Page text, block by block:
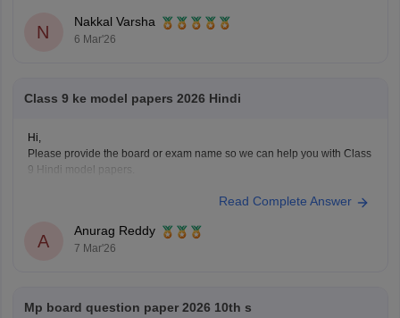
N
Nakkal Varsha
6 Mar'26
Class 9 ke model papers 2026 Hindi
Hi,
Please provide the board or exam name so we can help you with Class
9 Hindi model papers.
Read Complete Answer
A
Anurag Reddy
7 Mar'26
Mp board question paper 2026 10th s